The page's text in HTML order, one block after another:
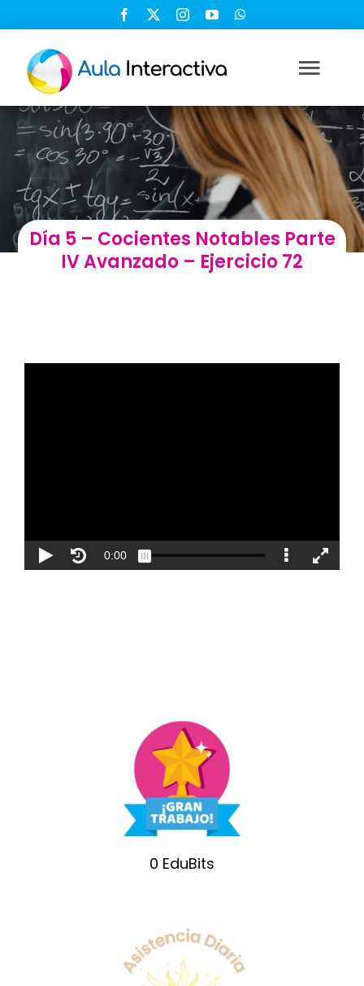
contenido
Ingresar
Registrarse
Nosotros
Día 5 – Cocientes Notables Parte
IV Avanzado – Ejercicio 72
0 EduBits